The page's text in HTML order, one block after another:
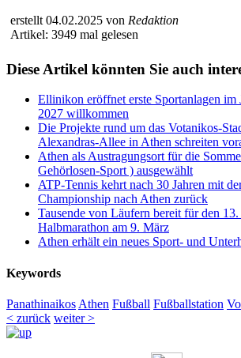
erstellt 04.02.2025 von Redaktion
Artikel: 3949 mal gelesen
Diese Artikel könnten Sie auch
Ellinikon eröffnet erste Sportanlagen im
2027 willkommen
Die Projekte rund um das Votanikos-
Alexandras-Allee in Athen schreiten
Athen als Austragungsort für die
Gehörlosen-Sport ) ausgewählt
ATP-Tennis kehrt nach 30 Jahren mit
Championship nach Athen zurück
Tausende von Läufern bereit für den
Halbmarathon am 9. März
Athen erhält ein neues Sport- und
Keywords
Panathinaikos Athen Fußball Fußballstation
< zurück weiter >